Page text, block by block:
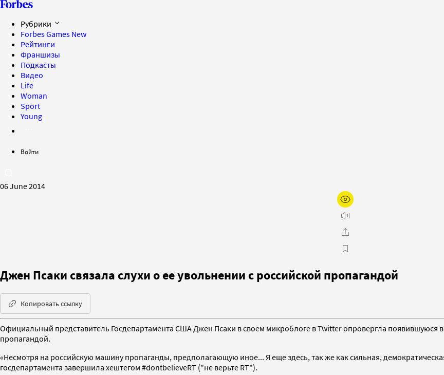
Рубрики
Forbes Games New
Рейтинги
Франшизы
Подкасты
Видео
Life
Woman
Sport
Young
Войти
06 June 2014
Джен Псаки связала слухи о ее увольнении с российской пропагандой
Копировать ссылку
Официальный представитель Госдепартамента США Джен Псаки в своем микроблоге в Twitter опровергла появившуюся в
пропагандой.
«Несмотря на российскую машину пропаганды, предполагающую иное... Я еще здесь, так же как сильная,
госдепартамента завершила хештегом #dontbelieveRT ("не верьте RT").